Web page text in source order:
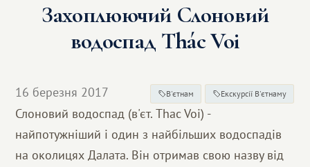
Клуб
Переваги
Благотворительность
Захоплюючий Слоновий
водоспад Thác Voi
16 березня 2017 В'єтнам Екскурсії В'єтнаму
Слоновий водоспад (в'єт. Thac Voi) -
найпотужніший і один з найбільших водоспадів
на околицях Далата. Він отримав свою назву від